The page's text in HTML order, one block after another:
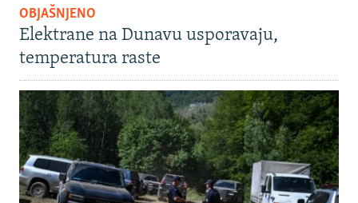
OBJAŠNJENO
Elektrane na Dunavu usporavaju,
temperatura raste